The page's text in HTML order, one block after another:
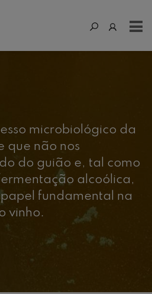
microbiológico da
que não nos
do guião e, tal como
alcoólica,
fundamental na
vinho.